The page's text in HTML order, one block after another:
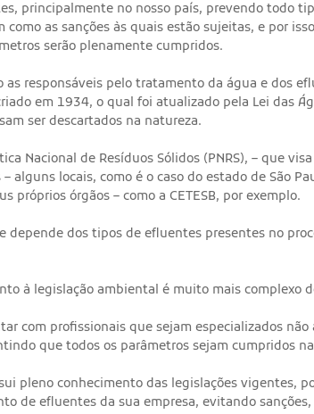
principalmente no nosso país, prevendo todo
as sanções às quais estão sujeitas, e por
serão plenamente cumpridos.
responsáveis pelo tratamento da água e dos
em 1934, o qual foi atualizado pela Lei das
ser descartados na natureza.
Nacional de Resíduos Sólidos (PNRS), – que
alguns locais, como é o caso do estado de São
próprios órgãos – como a CETESB, por exemplo.
depende dos tipos de efluentes presentes no
à legislação ambiental é muito mais complexo
com profissionais que sejam especializados
que todos os parâmetros sejam cumpridos
pleno conhecimento das legislações vigentes,
de efluentes da sua empresa, evitando